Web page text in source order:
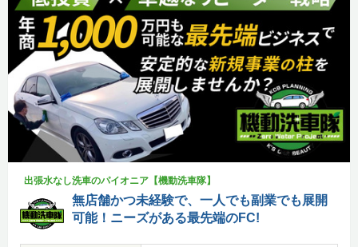
出張水なし洗車のパイオニア【機動洗車隊】
無店舗かつ未経験で、一人でも副業でも展開
可能！ニーズがある最先端のFC!